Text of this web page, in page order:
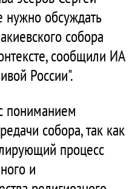
нужно обсуждать
собора
сообщили ИА
России".
пониманием
собора, так как
процесс
и